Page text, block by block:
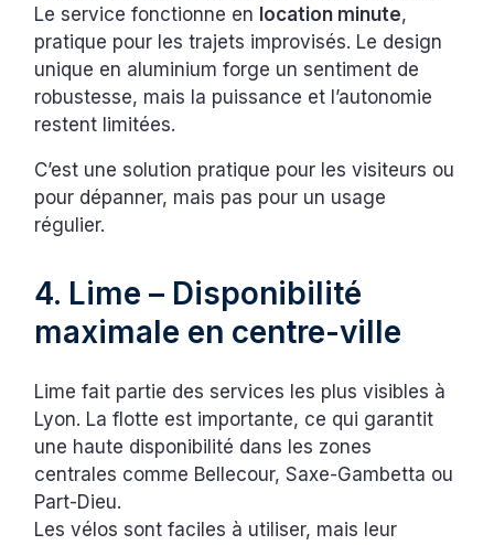
Le service fonctionne en location minute,
pratique pour les trajets improvisés. Le design
unique en aluminium forge un sentiment de
robustesse, mais la puissance et l’autonomie
restent limitées.
C’est une solution pratique pour les visiteurs ou
pour dépanner, mais pas pour un usage
régulier.
4. Lime – Disponibilité
maximale en centre-ville
Lime fait partie des services les plus visibles à
Lyon. La flotte est importante, ce qui garantit
une haute disponibilité dans les zones
centrales comme Bellecour, Saxe-Gambetta ou
Part-Dieu.
Les vélos sont faciles à utiliser, mais leur